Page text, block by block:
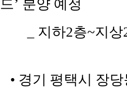
드’ 분양 예정
_ 지하2층~지
• 경기 평택시 장